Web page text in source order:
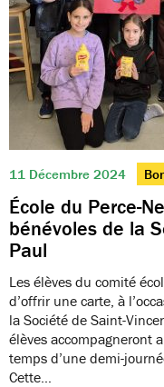
11 Décembre 2024
École du Perce-
bénévoles de la
Paul
Les élèves du comité
d’offrir une carte, à
la Société de Saint-
élèves accompagneront
temps d’une demi-
Cette…